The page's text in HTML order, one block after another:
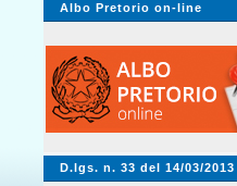
Albo Pretorio on-line
D.lgs. n. 33 del 14/03/2013